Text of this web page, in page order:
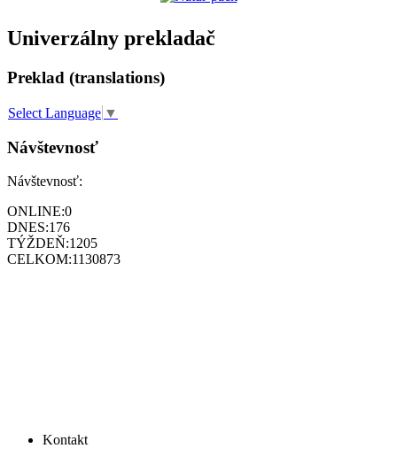
Univerzálny prekladač
Preklad (translations)
Select Language ▼
Návštevnosť
Návštevnosť:
ONLINE:0
DNES:176
TÝŽDEŇ:1205
CELKOM:1130873
Kontakt